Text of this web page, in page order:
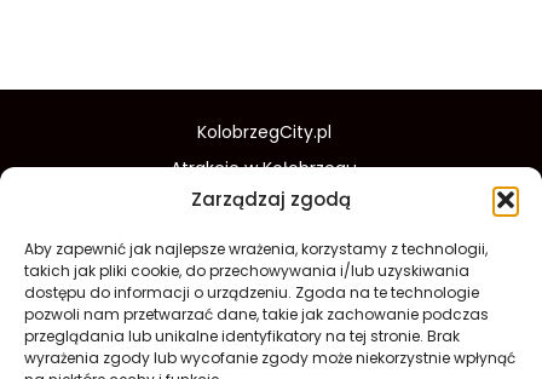
Zarządzaj zgodą
Aby zapewnić jak najlepsze wrażenia, korzystamy z technologii,
takich jak pliki cookie, do przechowywania i/lub uzyskiwania
dostępu do informacji o urządzeniu. Zgoda na te technologie
pozwoli nam przetwarzać dane, takie jak zachowanie podczas
przeglądania lub unikalne identyfikatory na tej stronie. Brak
wyrażenia zgody lub wycofanie zgody może niekorzystnie wpłynąć
KolobrzegCity.pl
Atrakcje w Kołobrzegu
Zakupy w Kołobrzegu
Kolobrzeski w poradnik
Wydarzenia w Kolobrzegu
O nas
Redakcja Prywatność